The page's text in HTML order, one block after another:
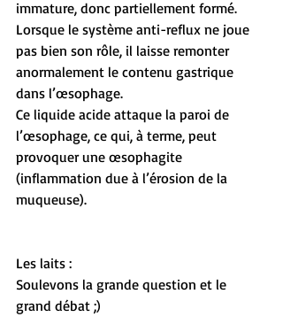
immature, donc partiellement formé.
Lorsque le système anti-reflux ne joue
pas bien son rôle, il laisse remonter
anormalement le contenu gastrique
dans l’œsophage.
Ce liquide acide attaque la paroi de
l’œsophage, ce qui, à terme, peut
provoquer une œsophagite
(inflammation due à l’érosion de la
muqueuse).
Les laits :
Soulevons la grande question et le
grand débat ;)